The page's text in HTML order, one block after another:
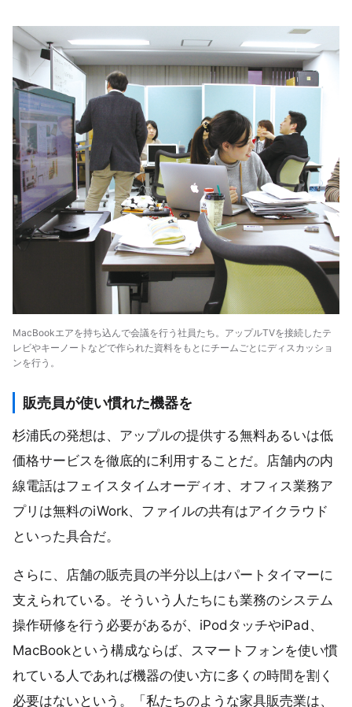
MacBookエアを持ち込んで会議を行う社員たち。アップルTVを接続したテ
レビやキーノートなどで作られた資料をもとにチームごとにディスカッショ
ンを行う。
販売員が使い慣れた機器を
杉浦氏の発想は、アップルの提供する無料あるいは低
価格サービスを徹底的に利用することだ。店舗内の内
線電話はフェイスタイムオーディオ、オフィス業務ア
プリは無料のiWork、ファイルの共有はアイクラウド
といった具合だ。
さらに、店舗の販売員の半分以上はパートタイマーに
支えられている。そういう人たちにも業務のシステム
操作研修を行う必要があるが、iPodタッチやiPad、
MacBookという構成ならば、スマートフォンを使い慣
れている人であれば機器の使い方に多くの時間を割く
必要はないという。「私たちのような家具販売業は、